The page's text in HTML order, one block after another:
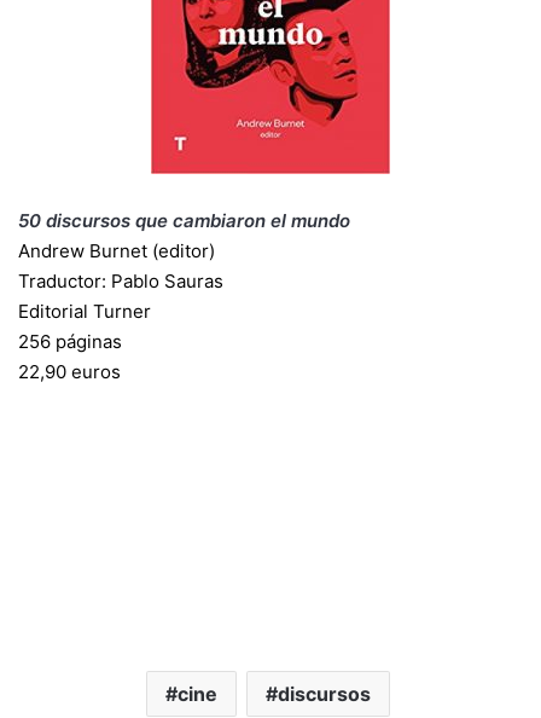
50 discursos que cambiaron el mundo
Andrew Burnet (editor)
Traductor: Pablo Sauras
Editorial Turner
256 páginas
22,90 euros
cine discursos